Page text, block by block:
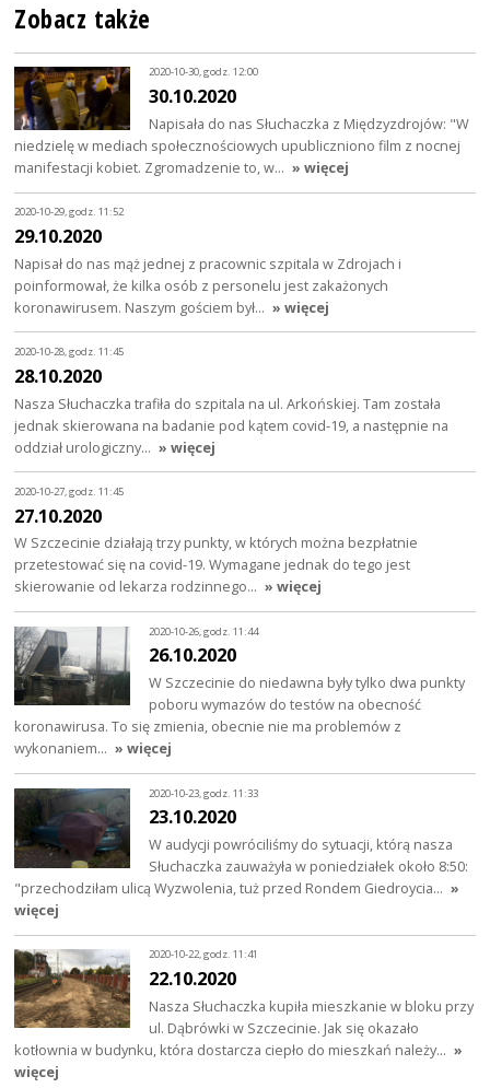
Zobacz także
2020-10-30, godz. 12:00
30.10.2020
Napisała do nas Słuchaczka z Międzyzdrojów: "W
niedzielę w mediach społecznościowych upubliczniono film z nocnej
manifestacji kobiet. Zgromadzenie to, w… » więcej
2020-10-29, godz. 11:52
29.10.2020
Napisał do nas mąż jednej z pracownic szpitala w Zdrojach i
poinformował, że kilka osób z personelu jest zakażonych
koronawirusem. Naszym gościem był… » więcej
2020-10-28, godz. 11:45
28.10.2020
Nasza Słuchaczka trafiła do szpitala na ul. Arkońskiej. Tam została
jednak skierowana na badanie pod kątem covid-19, a następnie na
oddział urologiczny… » więcej
2020-10-27, godz. 11:45
27.10.2020
W Szczecinie działają trzy punkty, w których można bezpłatnie
przetestować się na covid-19. Wymagane jednak do tego jest
skierowanie od lekarza rodzinnego… » więcej
2020-10-26, godz. 11:44
26.10.2020
W Szczecinie do niedawna były tylko dwa punkty
poboru wymazów do testów na obecność
koronawirusa. To się zmienia, obecnie nie ma problemów z
wykonaniem… » więcej
2020-10-23, godz. 11:33
23.10.2020
W audycji powróciliśmy do sytuacji, którą nasza
Słuchaczka zauważyła w poniedziałek około 8:50:
"przechodziłam ulicą Wyzwolenia, tuż przed Rondem Giedroycia… »
więcej
2020-10-22, godz. 11:41
22.10.2020
Nasza Słuchaczka kupiła mieszkanie w bloku przy
ul. Dąbrówki w Szczecinie. Jak się okazało
kotłownia w budynku, która dostarcza ciepło do mieszkań należy… »
więcej